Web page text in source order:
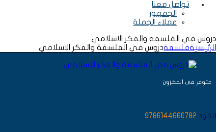
تواصل معنا
الجمهور
عملاء الجملة
دروس في الفلسفة والفكر الاسلامي
الرئيسيةفلسفةدروس في الفلسفة والفكر الاسلامي
AVAILABILITY:
متوفر فى المخزون
الكود 9786144660782